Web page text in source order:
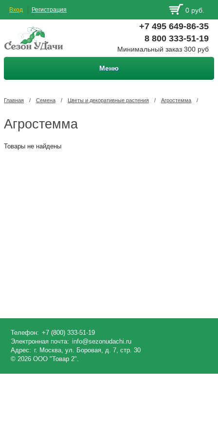
Вход Регистрация 0 руб.
+7 495 649-86-35
8 800 333-51-19
Минимальный заказ 300 руб
Меню
Главная / Семена / Цветы и декоративные растения / Агростемма /
Агростемма
Товары не найдены
Телефон: +7 (800) 333-51-19
Электронная почта: info@sezonudachi.ru
Адрес: г. Москва, ул. Боровая, д. 7, стр. 30
© 2026 ООО "Товар 2".